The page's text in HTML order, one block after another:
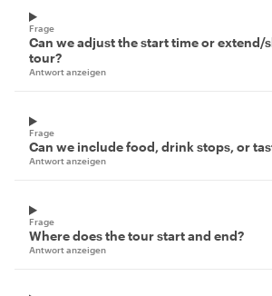
Frage
Can we adjust the start time or extend/
tour?
Antwort anzeigen
Frage
Can we include food, drink stops, or
Antwort anzeigen
Frage
Where does the tour start and end?
Antwort anzeigen